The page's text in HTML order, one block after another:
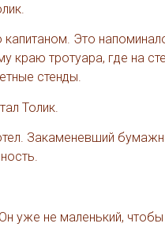
Это
краю тротуара, где на
стенды.
Толик.
Закаменевший
уже не маленький,